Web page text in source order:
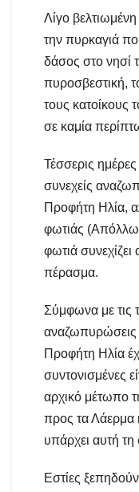
Λίγο
την πυρκαγιά
δάσος στο νησί
πυροσβεστική,
τους κατοίκους
σε καμία
Τέσσερις
συνεχείς
Προφήτη Ηλία,
φωτιάς
φωτιά συνεχίζει
πέρασμα.
Σύμφωνα με τις
Προφήτη Ηλία
συντονισμένες
αρχικό μέτωπο
προς τα Λάερμα
υπάρχει αυτή τη
Εστίες